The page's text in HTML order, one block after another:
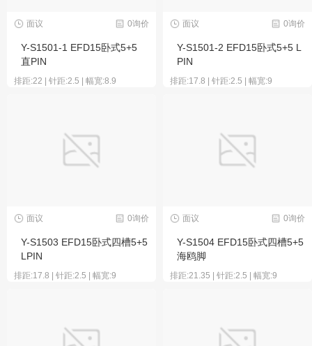
0询价
面议
Y-S1501-1 EFD15卧式5+5
直PIN
排距:22 | 针距:2.5 | 幅宽:8.9
0询价
面议
Y-S1501-2 EFD15卧式5+5 L
PIN
排距:17.8 | 针距:2.5 | 幅宽:9
0询价
面议
Y-S1503 EFD15卧式四槽5+5
LPIN
排距:17.8 | 针距:2.5 | 幅宽:9
0询价
面议
Y-S1504 EFD15卧式四槽5+5
海鸥脚
排距:21.35 | 针距:2.5 | 幅宽:9